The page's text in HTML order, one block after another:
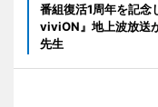
番組復活1周年を記
viviON』地上波放送
先生